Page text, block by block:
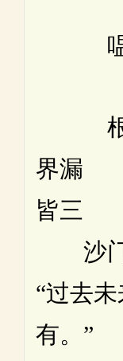
嗢拖
根
界漏
皆三
沙门
“过去
有。”